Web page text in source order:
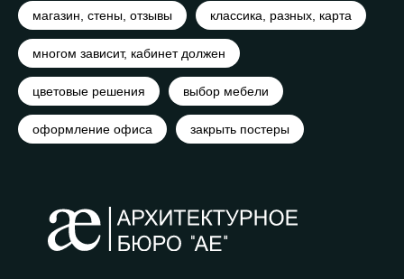
магазин, стены, отзывы классика, разных, карта
многом зависит, кабинет должен
цветовые решения выбор мебели
оформление офиса закрыть постеры